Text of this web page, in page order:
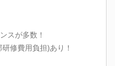
スが多数！
修費用負担)あり！